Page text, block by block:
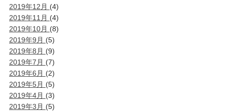
2019年12月 (4)
2019年11月 (4)
2019年10月 (8)
2019年9月 (5)
2019年8月 (9)
2019年7月 (7)
2019年6月 (2)
2019年5月 (5)
2019年4月 (3)
2019年3月 (5)